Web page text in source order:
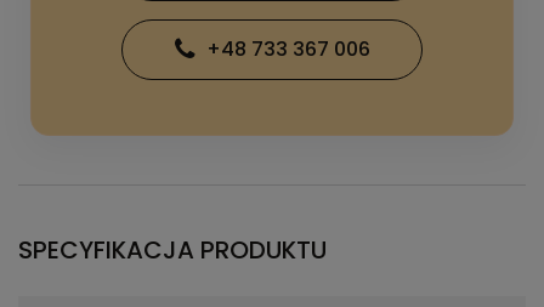
+48 733 367 006
SPECYFIKACJA PRODUKTU